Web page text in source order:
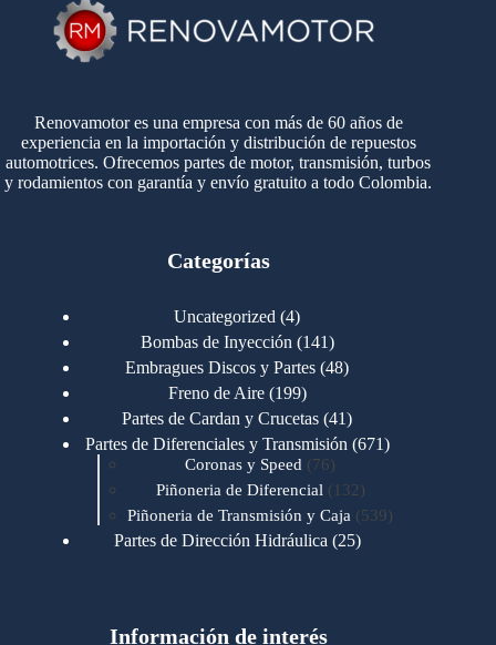
Renovamotor es una empresa con más de 60 años de
experiencia en la importación y distribución de repuestos
automotrices. Ofrecemos partes de motor, transmisión, turbos
y rodamientos con garantía y envío gratuito a todo Colombia.
Categorías
Uncategorized 44
productos
Bombas de Inyección 141141
productos
Embragues Discos y Partes 4848
Freno de Aire 199199
productos
Partes de Cardan y Crucetas 4141
productos
Partes de Diferenciales y Transmisión 671671
Coronas y Speed 7676
productos
Piñoneria de Diferencial 132 132
productos
Piñoneria de Transmisión y Caja 539539
Partes de Dirección Hidráulica 2525
Motores Cummins 723
Información de interés